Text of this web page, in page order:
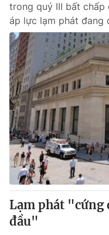
Photo
Video
VTV Money
VTV Sức khoẻ
Thị trường 24h
VTV4
VTV9
trong quý III bất chấp
áp lực lạm phát đang
Lạm phát "cứng
đầu"